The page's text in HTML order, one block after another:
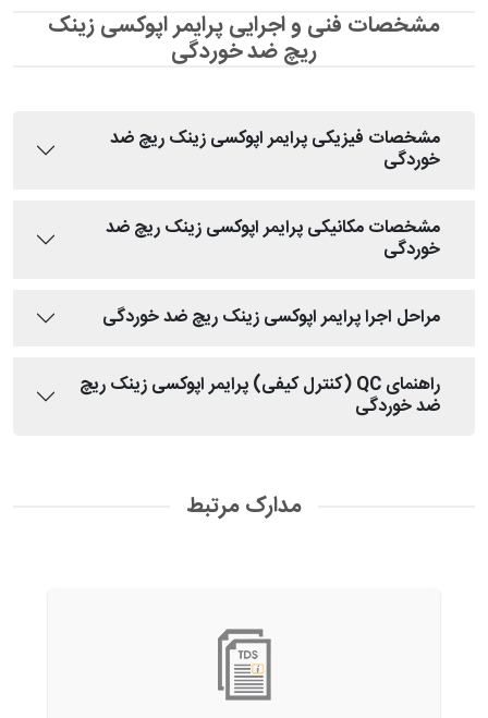
مشخصات فنی و اجرایی پرایمر اپوکسی زینک
ریچ ضد خوردگی
مشخصات فیزیکی پرایمر اپوکسی زینک ریچ ضد
خوردگی
مشخصات مکانیکی پرایمر اپوکسی زینک ریچ ضد
خوردگی
مراحل اجرا پرایمر اپوکسی زینک ریچ ضد خوردگی
راهنمای QC (کنترل کیفی) پرایمر اپوکسی زینک ریچ
ضد خوردگی
مدارک مرتبط